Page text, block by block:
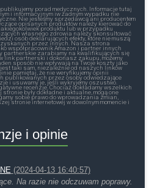
porad medycznych. Informacje tutaj
i informacyjnym iw żadnym wypadku nie
Nie jesteśmy sprzedawcą ani producentem
opisanych produktów należy kierować do
produktu lub w przypadku
własnego zdrowia należy skonsultować
osób deklarujących efekty, które nie muszą
przez innych. Nasza strona
współpracownik Amazon i partner innych
partnerskie zarabiamy na kwalifikujących się
link partnerski i dokonasz zakupu, możemy
sposób nie wpływają na Twoje koszty jako
taki sam, niezależnie od naszych linków
pamiętaj, że nie weryfikujemy opinii
publikowanych przez osoby odwiedzające
i usuwamy je, jeśli wykryjemy oszustwo.
recenzje. Chociaż dokładamy wszelkich
były dokładne i aktualne, mogą one
sobie prawo do wprowadzania zmian,
stronie internetowej w dowolnym momencie i
i opinie
(2024-04-13 16:40:57)
Na razie nie odczuwam poprawy.